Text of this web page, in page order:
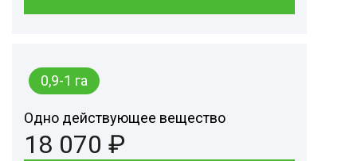
0,9-1 га
Одно действующее вещество
18 070 ₽